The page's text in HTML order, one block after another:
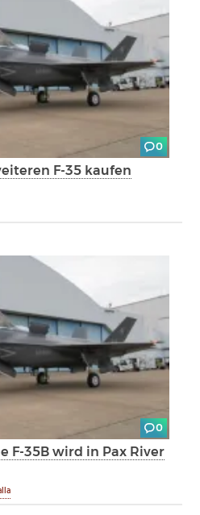
0
F-35 kaufen
0
F-35B wird in Pax River